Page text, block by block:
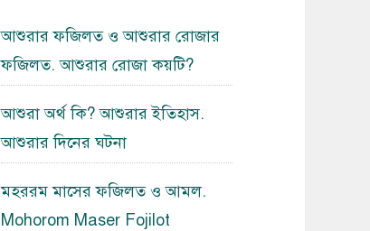
আশুরার ফজিলত ও আশুরার রোজার
ফজিলত. আশুরার রোজা কয়টি?
আশুরা অর্থ কি? আশুরার ইতিহাস.
আশুরার দিনের ঘটনা
মহররম মাসের ফজিলত ও আমল.
Mohorom Maser Fojilot